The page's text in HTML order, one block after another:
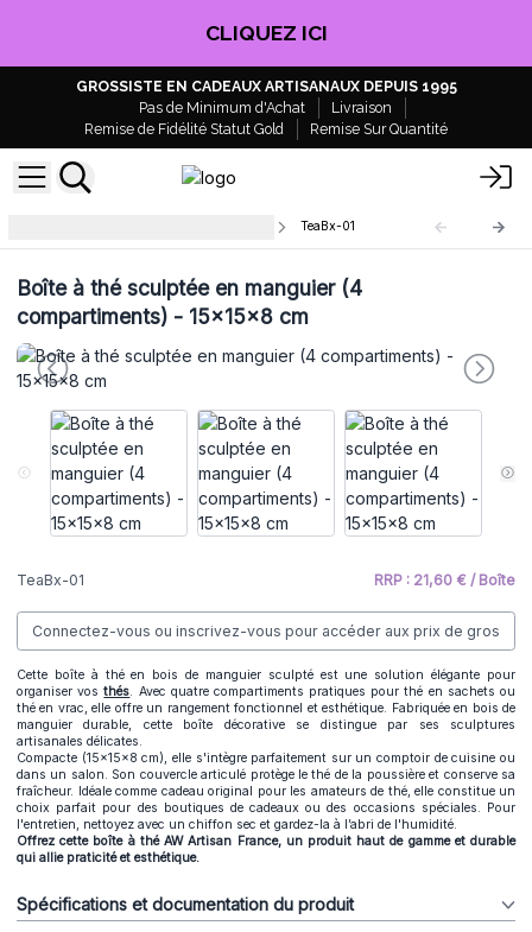
CLIQUEZ ICI
GROSSISTE EN CADEAUX ARTISANAUX DEPUIS 1995
Pas de Minimum d'Achat
Livraison
Remise de Fidélité Statut Gold
Remise Sur Quantité
TeaBx-01
Boîte à thé sculptée en manguier (4
compartiments) - 15x15x8 cm
TeaBx-01 RRP : 21,60 € / Boîte
Connectez-vous ou inscrivez-vous pour accéder aux prix de gros
Cette boîte à thé en bois de manguier sculpté est une solution élégante pour
organiser vosthés. Avec quatre compartiments pratiques pour thé en sachets ou
thé en vrac, elle offre un rangement fonctionnel et esthétique. Fabriquée en bois de
manguier durable, cette boîte décorative se distingue par ses sculptures
artisanales délicates.
Compacte (15x15x8 cm), elle s'intègre parfaitement sur un comptoir de cuisine ou
dans un salon. Son couvercle articulé protège le thé de la poussière et conserve sa
fraîcheur. Idéale comme cadeau original pour les amateurs de thé, elle constitue un
choix parfait pour des boutiques de cadeaux ou des occasions spéciales. Pour
l'entretien, nettoyez avec un chiffon sec et gardez-la à l’abri de l'humidité.
Offrez cette boîte à thé AW Artisan France, un produit haut de gamme et durable
qui allie praticité et esthétique.
Spécifications et documentation du produit